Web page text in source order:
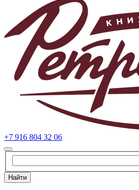
учётной
записи
пользователя
+7 916 804 32 06
Найти